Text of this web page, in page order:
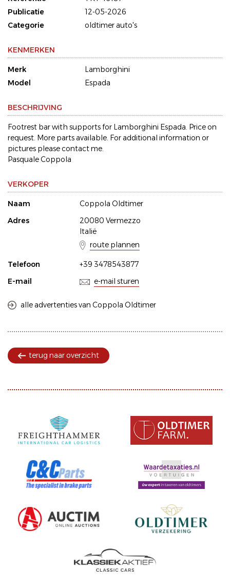
Publicatie
12-05-2026
Categorie
oldtimer auto's
KENMERKEN
Merk
Lamborghini
Model
Espada
BESCHRIJVING
Footrest bar with supports for Lamborghini Espada. Price on
request. More parts available. For additional information or
pictures please contact me.
Pasquale Coppola
VERKOPER
Naam
Coppola Oldtimer
Adres
20080 Vermezzo
Italië
route plannen
Telefoon
+39 3478543877
E-mail
e-mail sturen
alle advertenties van Coppola Oldtimer
terug naar overzicht